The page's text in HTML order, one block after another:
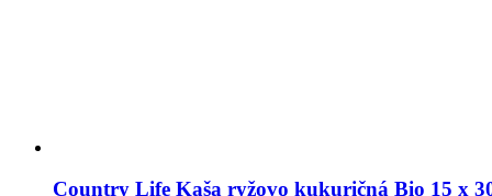
Country Life Kaša ryžovo kukuričná Bio 15 x